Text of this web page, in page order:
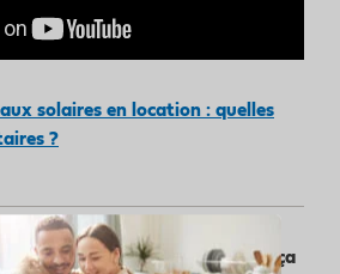
solaires en location : quelles
?
électricité renouvelable, ça